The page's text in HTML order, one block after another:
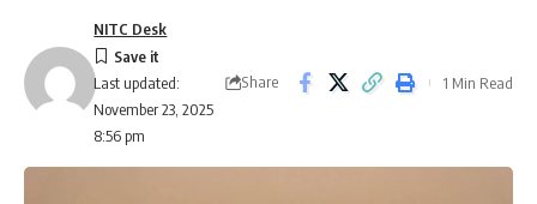
Last updated:
November 23, 2025
8:56 pm
NITC Desk
Share 1 Min Read